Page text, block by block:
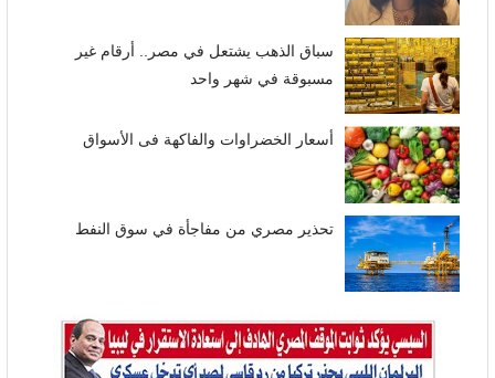
سباق الذهب يشتعل في مصر.. أرقام غير
مسبوقة في شهر واحد
أسعار الخضراوات والفاكهة فى الأسواق
تحذير مصري من مفاجأة في سوق النفط